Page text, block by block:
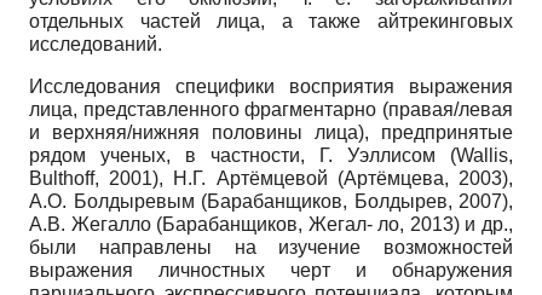
отдельных частей лица, а также айтрекинговых
исследований.
Исследования специфики восприятия выражения
лица, представленного фрагментарно (правая/левая
и верхняя/нижняя половины лица), предпринятые
рядом ученых, в частности, Г. Уэллисом (Wallis,
Bulthoff, 2001), Н.Г. Артёмцевой (Артёмцева, 2003),
А.О. Болдыревым (Барабанщиков, Болдырев, 2007),
А.В. Жегалло (Барабанщиков, Жегал- ло, 2013) и др.,
были направлены на изучение возможностей
выражения личностных черт и обнаружения